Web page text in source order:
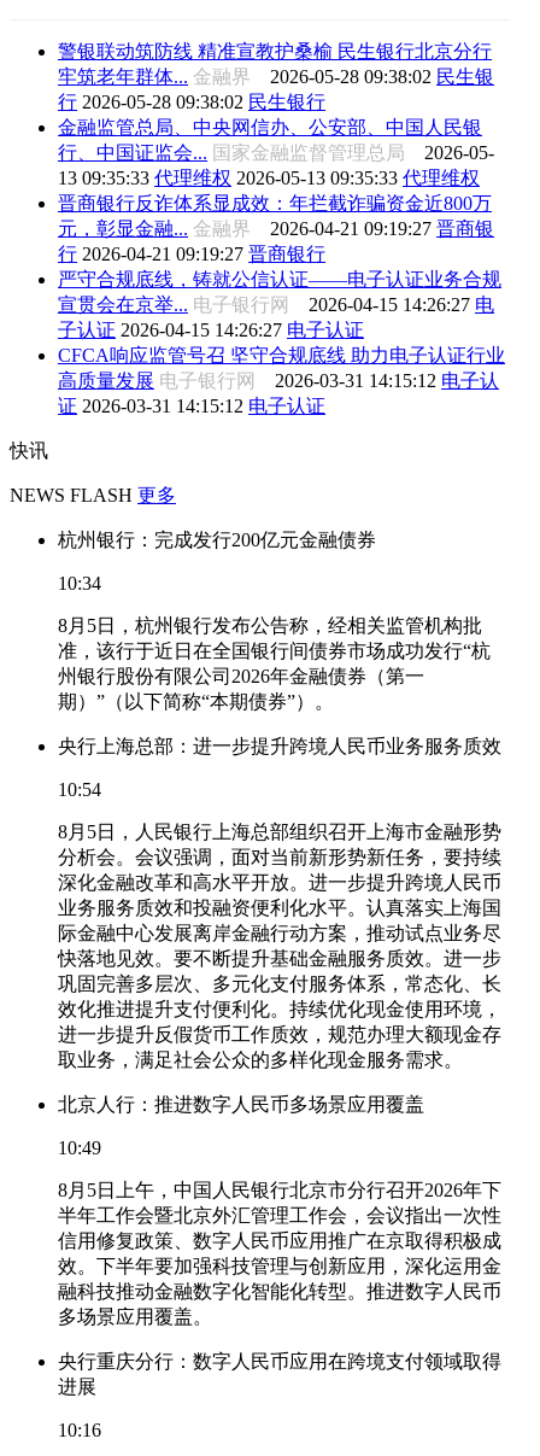
警银联动筑防线 精准宣教护桑榆 民生银行北京分行
牢筑老年群体... 金融界 2026-05-28 09:38:02 民生银
行 2026-05-28 09:38:02 民生银行
金融监管总局、中央网信办、公安部、中国人民银
行、中国证监会... 国家金融监督管理总局 2026-05-
13 09:35:33 代理维权 2026-05-13 09:35:33 代理维权
晋商银行反诈体系显成效：年拦截诈骗资金近800万
元，彰显金融... 金融界 2026-04-21 09:19:27 晋商银
行 2026-04-21 09:19:27 晋商银行
严守合规底线，铸就公信认证——电子认证业务合规
宣贯会在京举... 电子银行网 2026-04-15 14:26:27 电
子认证 2026-04-15 14:26:27 电子认证
CFCA响应监管号召 坚守合规底线 助力电子认证行业
高质量发展 电子银行网 2026-03-31 14:15:12 电子认
证 2026-03-31 14:15:12 电子认证
快讯
NEWS FLASH 更多
杭州银行：完成发行200亿元金融债券
10:34
8月5日，杭州银行发布公告称，经相关监管机构批
准，该行于近日在全国银行间债券市场成功发行“杭
州银行股份有限公司2026年金融债券（第一
期）”（以下简称“本期债券”）。
央行上海总部：进一步提升跨境人民币业务服务质效
10:54
8月5日，人民银行上海总部组织召开上海市金融形势
分析会。会议强调，面对当前新形势新任务，要持续
深化金融改革和高水平开放。进一步提升跨境人民币
业务服务质效和投融资便利化水平。认真落实上海国
际金融中心发展离岸金融行动方案，推动试点业务尽
快落地见效。要不断提升基础金融服务质效。进一步
巩固完善多层次、多元化支付服务体系，常态化、长
效化推进提升支付便利化。持续优化现金使用环境，
进一步提升反假货币工作质效，规范办理大额现金存
取业务，满足社会公众的多样化现金服务需求。
北京人行：推进数字人民币多场景应用覆盖
10:49
8月5日上午，中国人民银行北京市分行召开2026年下
半年工作会暨北京外汇管理工作会，会议指出一次性
信用修复政策、数字人民币应用推广在京取得积极成
效。下半年要加强科技管理与创新应用，深化运用金
融科技推动金融数字化智能化转型。推进数字人民币
多场景应用覆盖。
央行重庆分行：数字人民币应用在跨境支付领域取得
进展
10:16